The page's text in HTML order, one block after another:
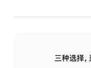
三种选择